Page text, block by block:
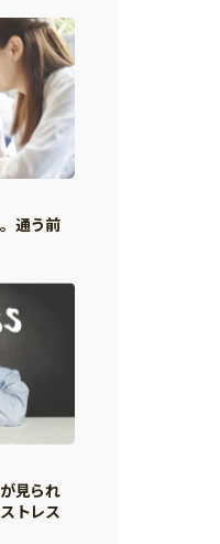
通う前
見られ
トレス